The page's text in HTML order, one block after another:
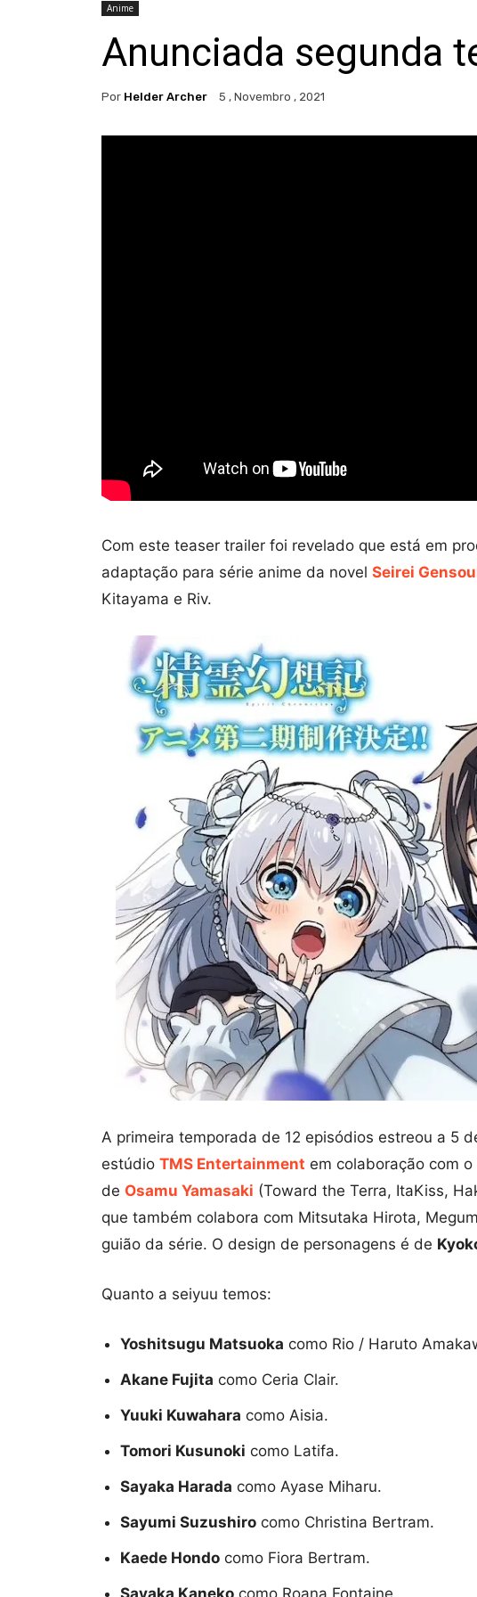
Anime
Anunciada segunda
Por Helder Archer 5 , Novembro , 2021
Com este teaser trailer foi revelado que está em
adaptação para série anime da novel Seirei
Kitayama e Riv.
A primeira temporada de 12 episódios estreou a 5
estúdio TMS Entertainment em colaboração com
de Osamu Yamasaki (Toward the Terra, ItaKiss,
que também colabora com Mitsutaka Hirota,
guião da série. O design de personagens é de
Quanto a seiyuu temos:
Yoshitsugu Matsuoka como Rio / Haruto
Akane Fujita como Ceria Clair.
Yuuki Kuwahara como Aisia.
Tomori Kusunoki como Latifa.
Sayaka Harada como Ayase Miharu.
Sayumi Suzushiro como Christina Bertram.
Kaede Hondo como Fiora Bertram.
Sayaka Kaneko como Roana Fontaine.